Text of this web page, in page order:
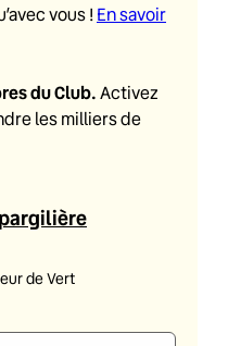
vous !En savoir
du Club. Activez
les milliers de
de Vert